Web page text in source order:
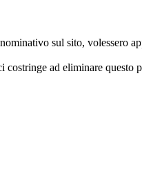
sul sito, volessero
ad eliminare questo